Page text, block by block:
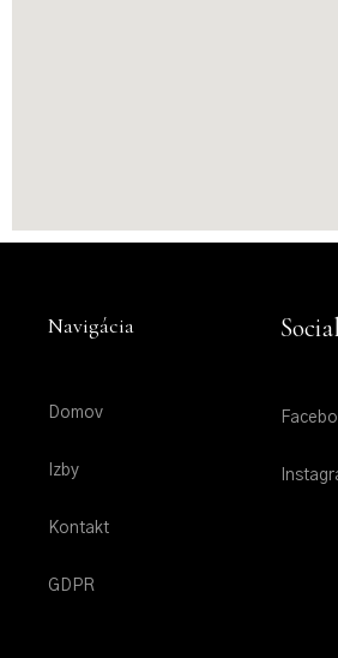
Navigácia
Domov
Izby
Kontakt
GDPR